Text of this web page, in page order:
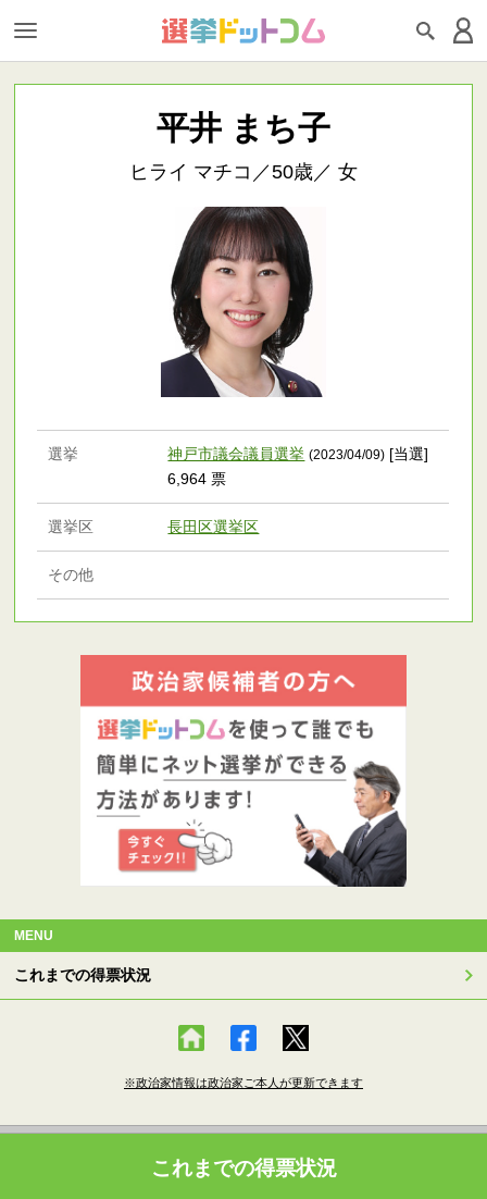
平井 まち子
ヒライ マチコ／50歳／ 女
選挙 神戸市議会議員選挙 (2023/04/09) [当選]
6,964 票
選挙区 長田区選挙区
その他
MENU
これまでの得票状況
※政治家情報は政治家ご本人が更新できます
これまでの得票状況